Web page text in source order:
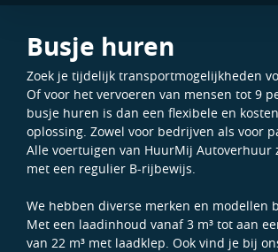
Busje huren
Zoek je tijdelijk transportmogelijkheden
Of voor het vervoeren van mensen tot 9
busje huren is dan een flexibele en
oplossing. Zowel voor bedrijven als voor
Alle voertuigen van HuurMij Autoverhuur
met een regulier B-rijbewijs.
We hebben diverse merken en modellen
Met een laadinhoud vanaf 3 m³ tot aan
van 22 m³ met laadklep. Ook vind je bij